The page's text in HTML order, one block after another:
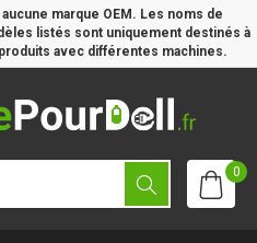
marque OEM. Les noms de
listés sont uniquement destinés à
avec différentes machines.
0